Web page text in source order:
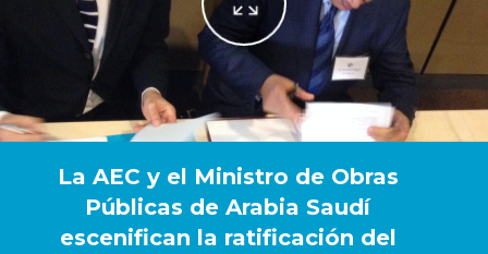
La AEC y el Ministro de Obras
Públicas de Arabia Saudí
escenifican la ratificación del